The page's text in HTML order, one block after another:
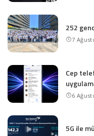
252
7
Cep
6
5G ile